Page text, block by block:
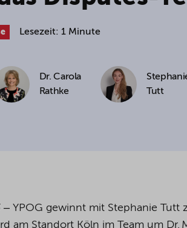
or change your consent or
at the bottom of our website.
Lesezeit: 1 Minute
Dr. Carola
Rathke
Tutt
‒ YPOG gewinnt mit Stephanie Tutt
am Standort Köln im Team um Dr.